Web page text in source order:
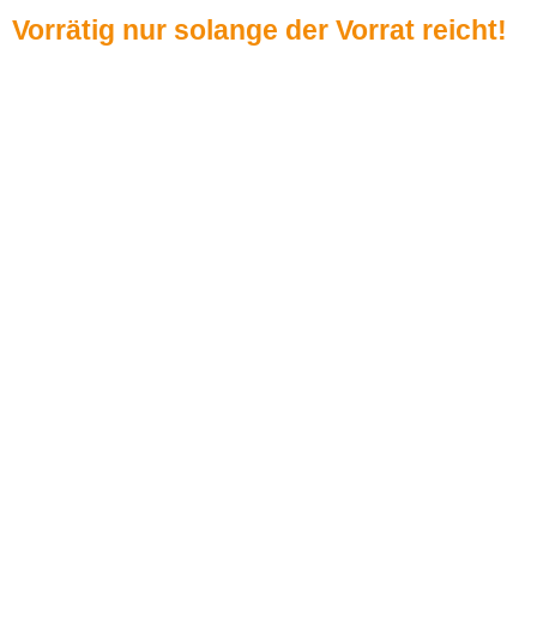
Vorrätig nur solange der Vorrat reicht!